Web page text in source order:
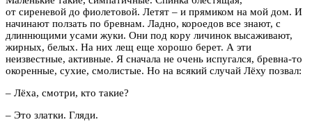
от сиреневой до фиолетовой. Летят – и прямиком на мой дом. И
начинают ползать по бревнам. Ладно, короедов все знают, с
длиннющими усами жуки. Они под кору личинок высаживают,
жирных, белых. На них лещ еще хорошо берет. А эти
неизвестные, активные. Я сначала не очень испугался, бревна-то
окоренные, сухие, смолистые. Но на всякий случай Лёху позвал:
– Лёха, смотри, кто такие?
– Это златки. Гляди.